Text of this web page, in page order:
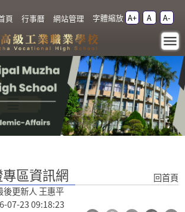
頁 行事曆 網站管理 字體縮放 A+ A A-
專區資訊
- 臺北市立木
業學校
區資訊網
更新人 王惠平
07-23 09:18:23
回首頁